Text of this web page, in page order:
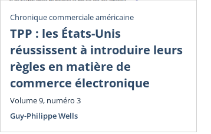
Chronique commerciale américaine
TPP : les États-Unis
réussissent à introduire leurs
règles en matière de
commerce électronique
Volume 9, numéro 3
Guy-Philippe Wells